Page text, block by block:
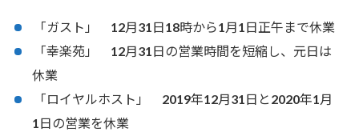
「ガスト」 12月31日18時から1月1日正午まで休業
「幸楽苑」 12月31日の営業時間を短縮し、元日は
休業
「ロイヤルホスト」 2019年12月31日と2020年1月
1日の営業を休業